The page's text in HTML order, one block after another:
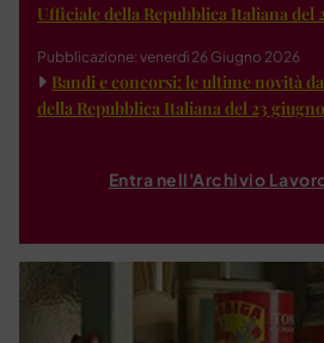
Ufficiale della Repubblica Italiana del
Pubblicazione: venerdì 26 Giugno 2026
Bandi e concorsi: le ultime novità
della Repubblica Italiana del 23
Entra nell'Archivio